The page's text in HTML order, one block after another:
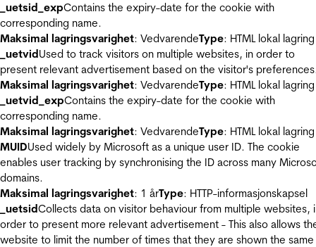
_uetsid_expContains the expiry-date for the cookie with
corresponding name.
Maksimal lagringsvarighet: VedvarendeType: HTML lokal lagring
_uetvidUsed to track visitors on multiple websites, in order to
present relevant advertisement based on the visitor's
Maksimal lagringsvarighet: VedvarendeType: HTML lokal lagring
_uetvid_expContains the expiry-date for the cookie with
corresponding name.
Maksimal lagringsvarighet: VedvarendeType: HTML lokal lagring
MUIDUsed widely by Microsoft as a unique user ID. The cookie
enables user tracking by synchronising the ID across many
domains.
Maksimal lagringsvarighet: 1 årType: HTTP-informasjonskapsel
_uetsidCollects data on visitor behaviour from multiple websites,
order to present more relevant advertisement - This also allows
website to limit the number of times that they are shown the same